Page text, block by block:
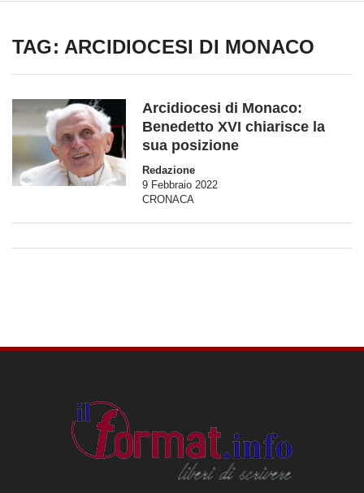
TAG: ARCIDIOCESI DI MONACO
Arcidiocesi di Monaco:
Benedetto XVI chiarisce la
sua posizione
Redazione
9 Febbraio 2022
CRONACA